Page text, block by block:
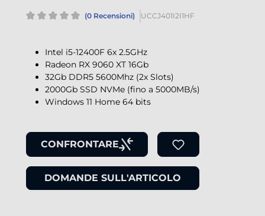
(0 Recensioni) UCCJ401I2I1HF
Intel i5-12400F 6x 2.5GHz
Radeon RX 9060 XT 16Gb
32Gb DDR5 5600Mhz (2x Slots)
2000Gb SSD NVMe (fino a 5000MB/s)
Windows 11 Home 64 bits
CONFRONTARE
DOMANDE SULL'ARTICOLO